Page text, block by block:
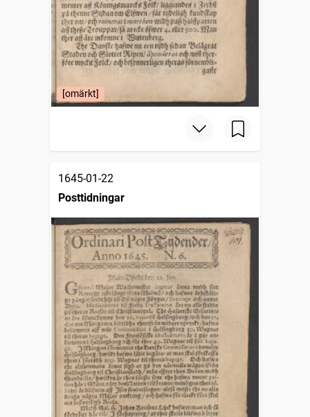
[omärkt]
1645-01-22
Posttidningar